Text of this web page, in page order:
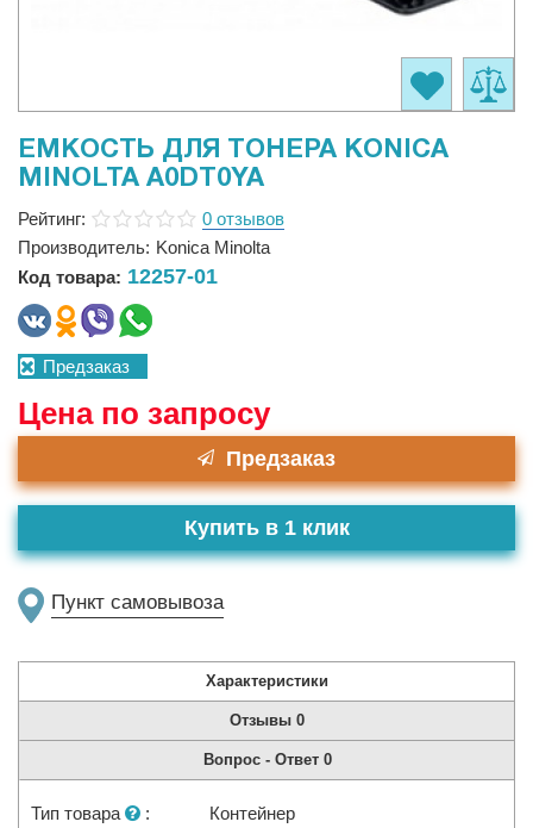
ЕМКОСТЬ ДЛЯ ТОНЕРА KONICA
MINOLTA A0DT0YA
Рейтинг:
0 отзывов
Производитель: Konica Minolta
Код товара: 12257-01
Предзаказ
Цена по запросу
Предзаказ
Пункт самовывоза
Купить в 1 клик
Характеристики
Отзывы 0
Вопрос - Ответ 0
Тип товара :
Контейнер